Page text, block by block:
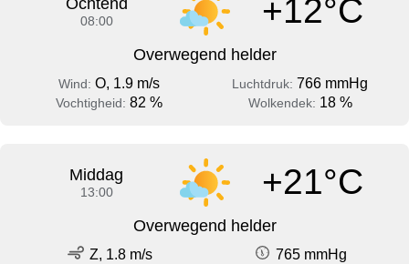
08:00 +12°C
Overwegend helder
Wind: O, 1.9 m/s Luchtdruk: 766 mmHg
Vochtigheid: 82 % Wolkendek: 18 %
Middag
13:00 +21°C
Overwegend helder
Z, 1.8 m/s
765 mmHg